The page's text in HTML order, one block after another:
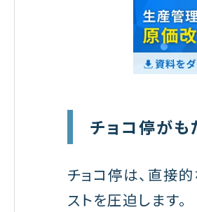
チョコ停が
チョコ停は、直接
ストを圧迫します。